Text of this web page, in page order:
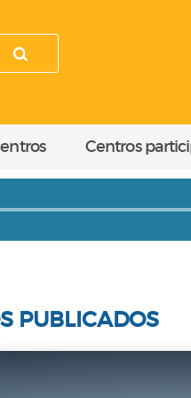
Centros
PUBLICADOS